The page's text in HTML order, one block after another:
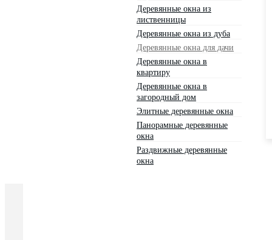
Деревянные окна из
лиственницы
Деревянные окна из дуба
Деревянные окна для дачи
Деревянные окна в
квартиру
Деревянные окна в
загородный дом
Элитные деревянные окна
Панорамные деревянные
окна
Раздвижные деревянные
окна